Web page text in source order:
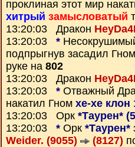
проклиная этот мир
хитрый замысловатый
13:20:03 Дракон
13:20:03 *
подпрыгнув засадил Гном
руке на 802
13:20:03 Дракон
13:20:03 * Отважный
накатил Гном xe-xe клон
13:20:03 Орк *Таурен*
13:20:03 * Орк *Таурен*
Weider. (9055)
(8127)